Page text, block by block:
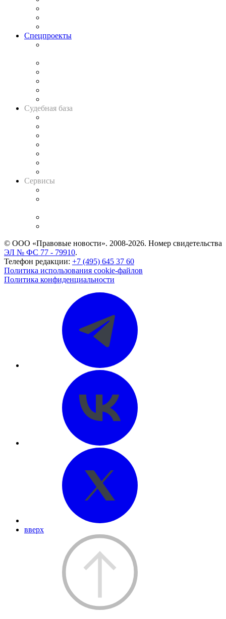
Спецпроекты
Судебная база
Сервисы
© ООО «Правовые новости». 2008-2026. Номер свидетельства
ЭЛ № ФС 77 - 79910.
Телефон редакции: +7 (495) 645 37 60
Политика использования cookie-файлов
Политика конфиденциальности
вверх